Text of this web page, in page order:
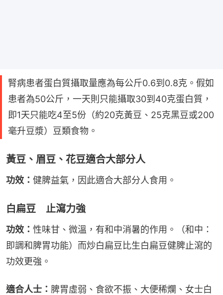
腎病患者蛋白質攝取量應為每公斤0.6到0.8克。假如
患者為50公斤，一天則只能攝取30到40克蛋白質，
即1天只能吃4至5份（約20克黃豆、25克黑豆或200
毫升豆漿）豆類食物。
黃豆、眉豆、花豆適合大部分人
功效： 健脾益氣，因此適合大部分人食用。
白扁豆 止瀉力強
功效： 性味甘、微溫，有和中消暑的作用。（和中：
即調和脾胃功能）而炒白扁豆比生白扁豆健脾止瀉的
功效更強。
適合人士： 脾胃虛弱、食欲不振、大便稀爛、女士白